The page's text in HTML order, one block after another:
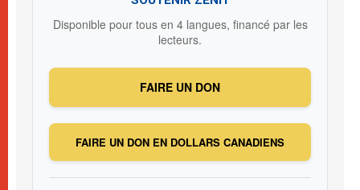
Disponible pour tous en 4 langues, financé par les
lecteurs.
FAIRE UN DON
FAIRE UN DON EN DOLLARS CANADIENS